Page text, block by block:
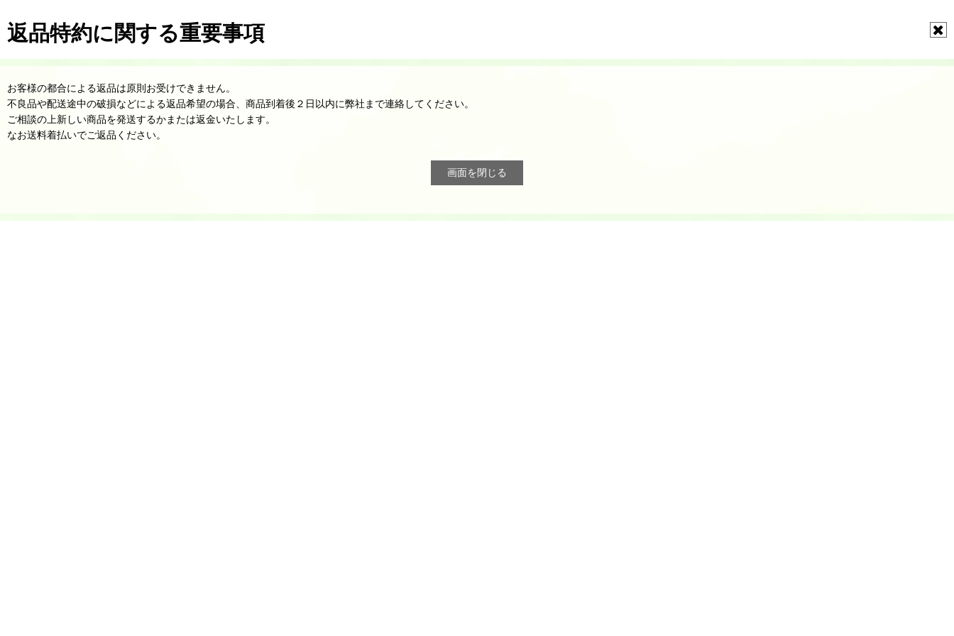
返品特約に関する重要事項
お客様の都合による返品は原則お受けできません。
不良品や配送途中の破損などによる返品希望の場合、商品到着後２日以内に弊社まで連絡してください。
ご相談の上新しい商品を発送するかまたは返金いたします。
なお送料着払いでご返品ください。
画面を閉じる